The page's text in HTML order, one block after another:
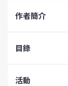
作者簡介
目錄
活動